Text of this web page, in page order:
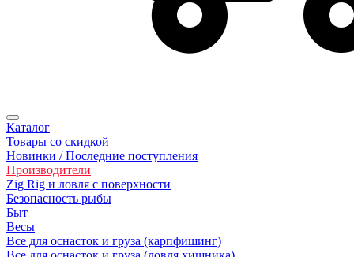
Каталог
Товары со скидкой
Новинки / Последние поступления
Производители
Zig Rig и ловля с поверхности
Безoпасность рыбы
Быт
Весы
Все для оснасток и груза (карпфишинг)